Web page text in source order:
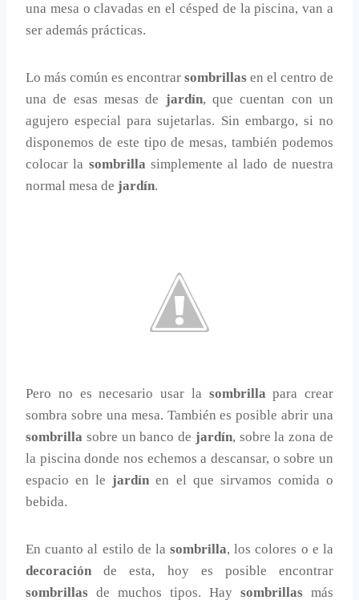
una mesa o clavadas en el césped de la piscina, van a
ser además prácticas.
Lo más común es encontrar sombrillas en el centro de
una de esas mesas de jardín, que cuentan con un
agujero especial para sujetarlas. Sin embargo, si no
disponemos de este tipo de mesas, también podemos
colocar la sombrilla simplemente al lado de nuestra
normal mesa de jardín.
Pero no es necesario usar la sombrilla para crear
sombra sobre una mesa. También es posible abrir una
sombrilla sobre un banco de jardín, sobre la zona de
la piscina donde nos echemos a descansar, o sobre un
espacio en le jardín en el que sirvamos comida o
bebida.
En cuanto al estilo de lasombrilla, los colores o e la
decoración de esta, hoy es posible encontrar
sombrillas de muchos tipos. Hay sombrillas más